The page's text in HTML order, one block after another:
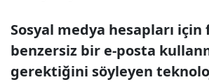
Sosyal medya hesapları için
benzersiz bir e-posta
gerektiğini söyleyen